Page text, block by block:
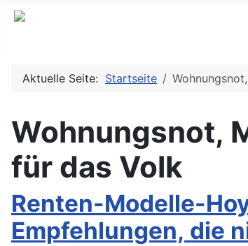
Aktuelle Seite: Startseite
Wohnungsnot,
für das Volk
Renten-Modelle-
Empfehlungen, die